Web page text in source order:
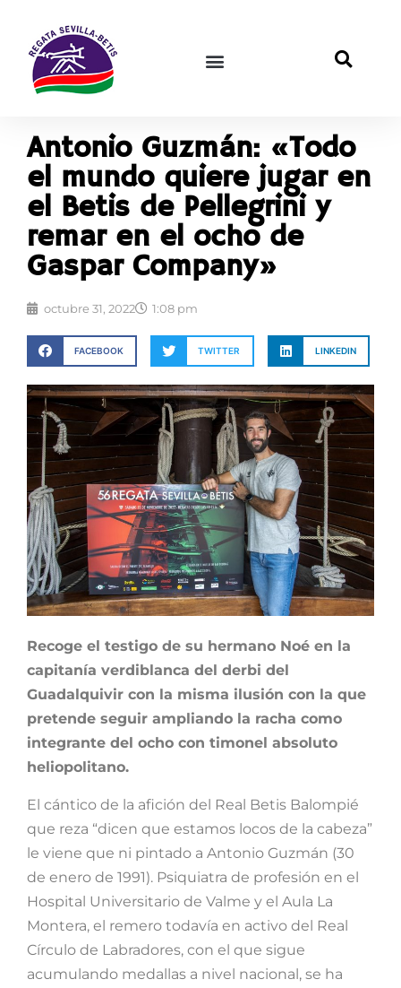
Antonio Guzmán: «Todo
el mundo quiere jugar en
el Betis de Pellegrini y
remar en el ocho de
Gaspar Company»
octubre 31, 2022 1:08 pm
FACEBOOK TWITTER LINKEDIN
Recoge el testigo de su hermano Noé en la
capitanía verdiblanca del derbi del
Guadalquivir con la misma ilusión con la que
pretende seguir ampliando la racha como
integrante del ocho con timonel absoluto
heliopolitano.
El cántico de la afición del Real Betis Balompié
que reza “dicen que estamos locos de la cabeza”
le viene que ni pintado a Antonio Guzmán (30
de enero de 1991). Psiquiatra de profesión en el
Hospital Universitario de Valme y el Aula La
Montera, el remero todavía en activo del Real
Círculo de Labradores, con el que sigue
acumulando medallas a nivel nacional, se ha